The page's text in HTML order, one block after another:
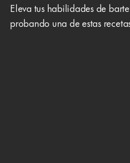
Eleva tus habilidades de
probando una de estas